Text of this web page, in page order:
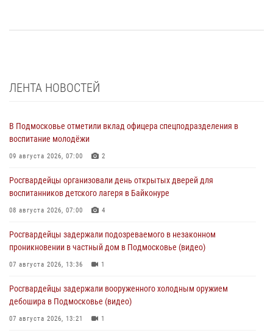
ЛЕНТА НОВОСТЕЙ
В Подмосковье отметили вклад офицера спецподразделения в
воспитание молодёжи
09 августа 2026, 07:00 2
Росгвардейцы организовали день открытых дверей для
воспитанников детского лагеря в Байконуре
08 августа 2026, 07:00 4
Росгвардейцы задержали подозреваемого в незаконном
проникновении в частный дом в Подмосковье (видео)
07 августа 2026, 13:36 1
Росгвардейцы задержали вооруженного холодным оружием
дебошира в Подмосковье (видео)
07 августа 2026, 13:21 1